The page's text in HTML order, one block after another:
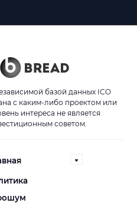
базой данных ICO
с каким-либо проектом или
интереса не является
советом.